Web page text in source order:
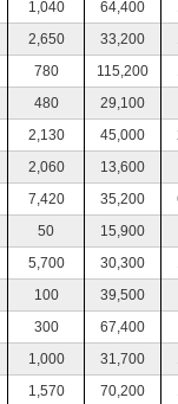
1,040 64,400
2,650 33,200
780 115,200
480
29,100
2,130 45,000
2,060
13,600
7,420 35,200
50
15,900
5,700 30,300
100
39,500
300
67,400
1,000 31,700
1,570 70,200